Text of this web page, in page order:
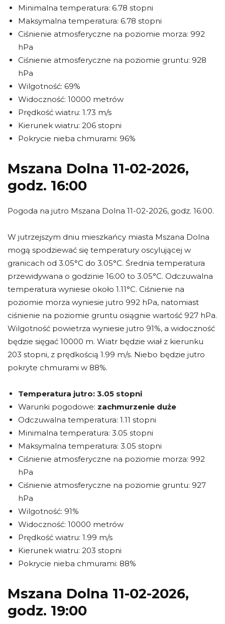
Minimalna temperatura: 6.78 stopni
Maksymalna temperatura: 6.78 stopni
Ciśnienie atmosferyczne na poziomie morza: 992
hPa
Ciśnienie atmosferyczne na poziomie gruntu: 928
hPa
Wilgotność: 69%
Widoczność: 10000 metrów
Prędkość wiatru: 1.73 m/s
Kierunek wiatru: 206 stopni
Pokrycie nieba chmurami: 96%
Mszana Dolna 11-02-2026,
godz. 16:00
Pogoda na jutro Mszana Dolna 11-02-2026, godz. 16:00.
W jutrzejszym dniu mieszkańcy miasta Mszana Dolna
mogą spodziewać się temperatury oscylującej w
granicach od 3.05°C do 3.05°C. Średnia temperatura
przewidywana o godzinie 16:00 to 3.05°C. Odczuwalna
temperatura wyniesie około 1.11°C. Ciśnienie na
poziomie morza wyniesie jutro 992 hPa, natomiast
ciśnienie na poziomie gruntu osiągnie wartość 927 hPa.
Wilgotność powietrza wyniesie jutro 91%, a widoczność
będzie sięgać 10000 m. Wiatr będzie wiał z kierunku
203 stopni, z prędkością 1.99 m/s. Niebo będzie jutro
pokryte chmurami w 88%.
Temperatura jutro: 3.05 stopni
Warunki pogodowe: zachmurzenie duże
Odczuwalna temperatura: 1.11 stopni
Minimalna temperatura: 3.05 stopni
Maksymalna temperatura: 3.05 stopni
Ciśnienie atmosferyczne na poziomie morza: 992
hPa
Ciśnienie atmosferyczne na poziomie gruntu: 927
hPa
Wilgotność: 91%
Widoczność: 10000 metrów
Prędkość wiatru: 1.99 m/s
Kierunek wiatru: 203 stopni
Pokrycie nieba chmurami: 88%
Mszana Dolna 11-02-2026,
godz. 19:00